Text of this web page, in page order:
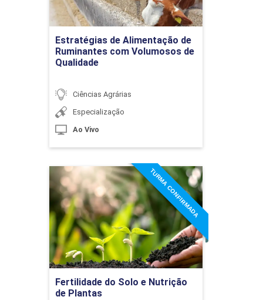
Estratégias de Alimentação de
Ruminantes com Volumosos de
Qualidade
Ciências Agrárias
Especialização
Ao Vivo
Fertilidade do Solo e Nutrição
de Plantas
TURMA CONFIRMADA
Fertilidade do Solo e
Nutrição de Plantas
Detalhes do curso
Ir para Inscrição